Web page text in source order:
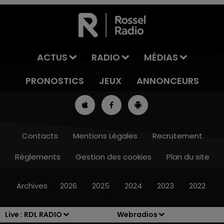
Live : RDL RADIO Webradios
16h00 - 19h00
ACTUS RADIO
MÉDIAS
PRONOSTICS
JEUX ANNONCEURS
Contacts Mentions Légales
Recrutement
Règlements
Gestion des cookies Plan du site
Archives 2026 2025 2024 2023 2022